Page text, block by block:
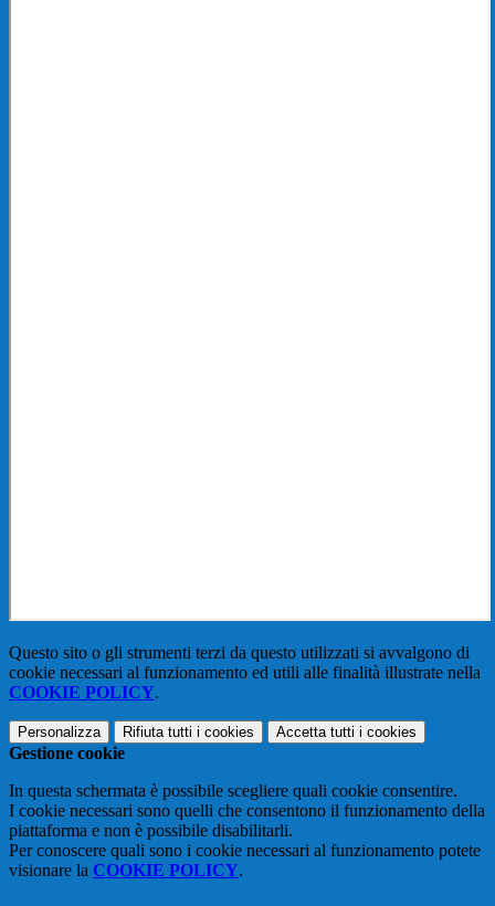
Questo sito o gli strumenti terzi da questo utilizzati si avvalgono di
cookie necessari al funzionamento ed utili alle finalità illustrate nella
COOKIE POLICY.
Personalizza Rifiuta tutti i cookies Accetta tutti i cookies
Gestione cookie
In questa schermata è possibile scegliere quali cookie consentire.
I cookie necessari sono quelli che consentono il funzionamento della
piattaforma e non è possibile disabilitarli.
Per conoscere quali sono i cookie necessari al funzionamento potete
visionare la COOKIE POLICY.